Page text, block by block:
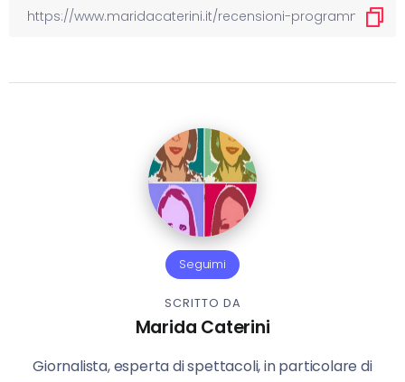
Seguimi
SCRITTO DA
Marida Caterini
Giornalista, esperta di spettacoli, in particolare di